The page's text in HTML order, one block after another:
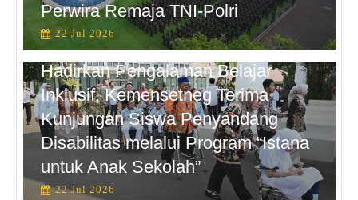
Perwira Remaja TNI-Polri
22 Jul 2026
Hadirkan Pengalaman Belajar
Inklusif, Kemensetneg Terima
Kunjungan Siswa Penyandang
Disabilitas melalui Program “Istana
untuk Anak Sekolah”
22 Jul 2026